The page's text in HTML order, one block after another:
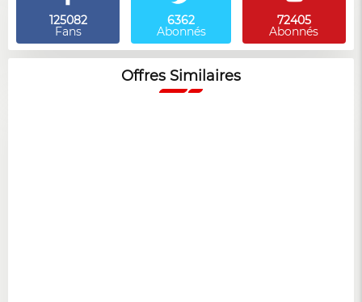
125082
Fans
6362
Abonnés
72405
Abonnés
Offres Similaires